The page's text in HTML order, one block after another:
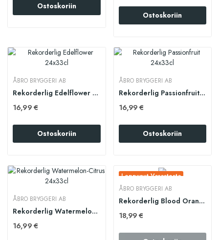
Ostoskoriin
Ostoskoriin
ÅBRO BRYGGERI AB
Rekorderlig Edelflower 24x33cl
16,99 €
Ostoskoriin
ÅBRO BRYGGERI AB
Rekorderlig Passionfruit 24x33cl
16,99 €
Ostoskoriin
ÅBRO BRYGGERI AB
Rekorderlig Watermelon-Citrus 24x33cl
16,99 €
Loppunut Varastosta
ÅBRO BRYGGERI AB
Rekorderlig Blood Orange 24x33cl
18,99 €